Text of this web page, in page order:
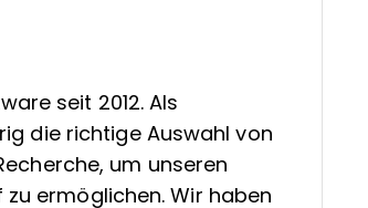
seit 2012. Als
die richtige Auswahl von
um unseren
ermöglichen. Wir haben